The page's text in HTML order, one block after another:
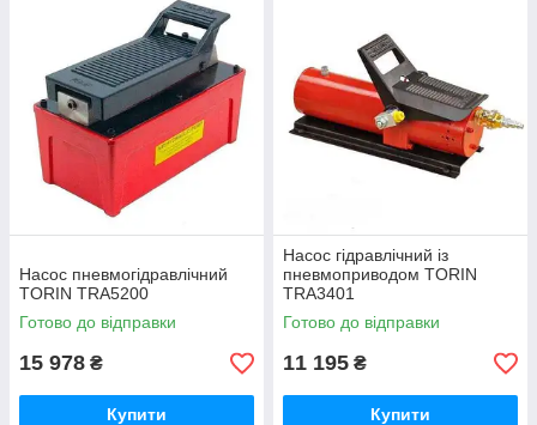
Насос пневмогідравлічний
TORIN TRA5200
Готово до відправки
15 978 ₴
Купити
Насос гідравлічний із
пневмоприводом TORIN
TRA3401
Готово до відправки
11 195 ₴
Купити